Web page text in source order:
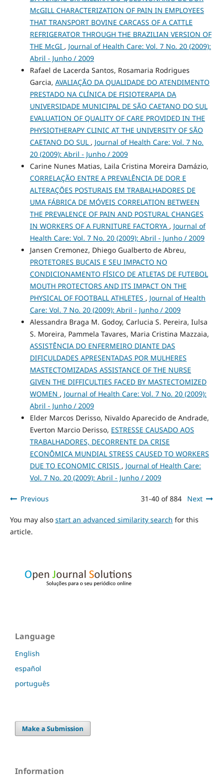
McGILL CHARACTERIZATION OF PAIN IN EMPLOYEES
THAT TRANSPORT BOVINE CARCASS OF A CATTLE
REFRIGERATOR THROUGH THE BRAZILIAN VERSION OF
THE McGI , Journal of Health Care: Vol. 7 No. 20 (2009):
Abril - Junho / 2009
Rafael de Lacerda Santos, Rosamaria Rodrigues
Garcia, AVALIAÇÃO DA QUALIDADE DO ATENDIMENTO
PRESTADO NA CLÍNICA DE FISIOTERAPIA DA
UNIVERSIDADE MUNICIPAL DE SÃO CAETANO DO SUL
EVALUATION OF QUALITY OF CARE PROVIDED IN THE
PHYSIOTHERAPY CLINIC AT THE UNIVERSITY OF SÃO
CAETANO DO SUL , Journal of Health Care: Vol. 7 No.
20 (2009): Abril - Junho / 2009
Carine Nunes Matias, Laila Cristina Moreira Damázio,
CORRELAÇÃO ENTRE A PREVALÊNCIA DE DOR E
ALTERAÇÕES POSTURAIS EM TRABALHADORES DE
UMA FÁBRICA DE MÓVEIS CORRELATION BETWEEN
THE PREVALENCE OF PAIN AND POSTURAL CHANGES
IN WORKERS OF A FURNITURE FACTORYA , Journal of
Health Care: Vol. 7 No. 20 (2009): Abril - Junho / 2009
Jansen Cremonez, Dhiego Gualberto de Abreu,
PROTETORES BUCAIS E SEU IMPACTO NO
CONDICIONAMENTO FÍSICO DE ATLETAS DE FUTEBOL
MOUTH PROTECTORS AND ITS IMPACT ON THE
PHYSICAL OF FOOTBALL ATHLETES , Journal of Health
Care: Vol. 7 No. 20 (2009): Abril - Junho / 2009
Alessandra Braga M. Godoy, Carlucia S. Pereira, Iulsa
S. Moreira, Pammela Tavares, Maria Cristina Mazzaia,
ASSISTÊNCIA DO ENFERMEIRO DIANTE DAS
DIFICULDADES APRESENTADAS POR MULHERES
MASTECTOMIZADAS ASSISTANCE OF THE NURSE
GIVEN THE DIFFICULTIES FACED BY MASTECTOMIZED
WOMEN , Journal of Health Care: Vol. 7 No. 20 (2009):
Abril - Junho / 2009
Elder Marcos Derisso, Nivaldo Aparecido de Andrade,
Everton Marcio Derisso, ESTRESSE CAUSADO AOS
TRABALHADORES, DECORRENTE DA CRISE
ECONÔMICA MUNDIAL STRESS CAUSED TO WORKERS
DUE TO ECONOMIC CRISIS , Journal of Health Care:
Vol. 7 No. 20 (2009): Abril - Junho / 2009
Previous 31-40 of 884 Next
You may also start an advanced similarity search for this
article.
Language
English
español
português
Make a Submission
Information